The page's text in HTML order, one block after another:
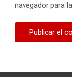
navegador para